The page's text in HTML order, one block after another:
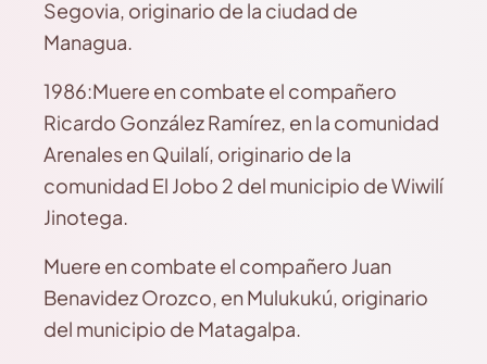
Segovia, originario de la ciudad de
Managua.
1986:Muere en combate el compañero
Ricardo González Ramírez, en la comunidad
Arenales en Quilalí, originario de la
comunidad El Jobo 2 del municipio de Wiwilí
Jinotega.
Muere en combate el compañero Juan
Benavidez Orozco, en Mulukukú, originario
del municipio de Matagalpa.